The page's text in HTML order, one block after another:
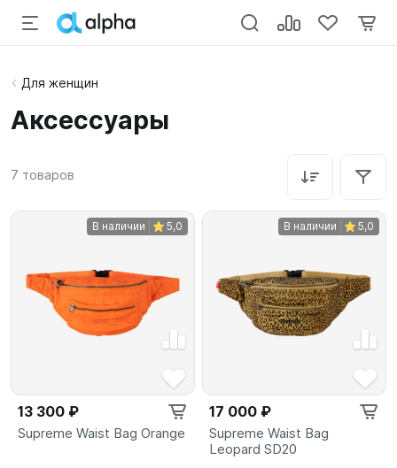
Для женщин
Аксессуары
7 товаров
В наличии 5,0
13 300 ₽
Supreme Waist Bag Orange
В наличии 5,0
17 000 ₽
Supreme Waist Bag
Leopard SD20